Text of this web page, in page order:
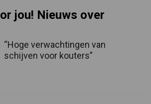
jou! Nieuws over
“Hoge verwachtingen van
schijven voor kouters”